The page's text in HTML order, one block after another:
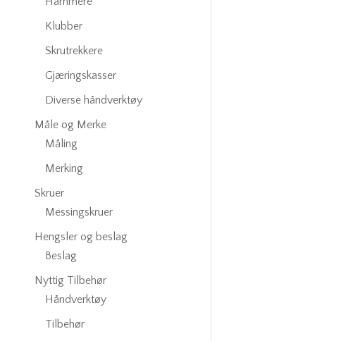
Klubber
Skrutrekkere
Gjæringskasser
Diverse håndverktøy
Måle og Merke
Måling
Merking
Skruer
Messingskruer
Hengsler og beslag
Beslag
Nyttig Tilbehør
Håndverktøy
Tilbehør